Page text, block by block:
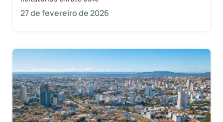
27 de fevereiro de 2026